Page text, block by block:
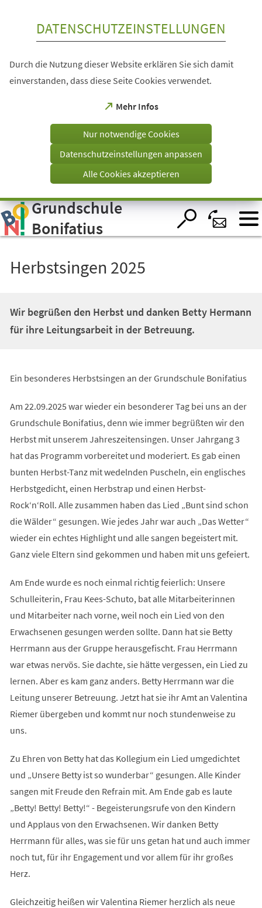
Visuelle
Assistenzsoftware
öffnen.
DATENSCHUTZEINSTELLUNGEN
Durch die Nutzung dieser Website erklären Sie sich damit
einverstanden, dass diese Seite Cookies verwendet.
Mehr Infos
(Öffnet
einem
Tab)
Nur notwendige Cookies
Datenschutzeinstellungen anpassen
Alle Cookies akzeptieren
Grundschule
Bonifatius
Herbstsingen 2025
Wir begrüßen den Herbst und danken Betty Hermann
für ihre Leitungsarbeit in der Betreuung.
Ein besonderes Herbstsingen an der Grundschule Bonifatius
Am 22.09.2025 war wieder ein besonderer Tag bei uns an der
Grundschule Bonifatius, denn wie immer begrüßten wir den
Herbst mit unserem Jahreszeitensingen. Unser Jahrgang 3
hat das Programm vorbereitet und moderiert. Es gab einen
bunten Herbst-Tanz mit wedelnden Puscheln, ein englisches
Herbstgedicht, einen Herbstrap und einen Herbst-
Rock‘n‘Roll. Alle zusammen haben das Lied „Bunt sind schon
die Wälder“ gesungen. Wie jedes Jahr war auch „Das Wetter“
wieder ein echtes Highlight und alle sangen begeistert mit.
Ganz viele Eltern sind gekommen und haben mit uns gefeiert.
Am Ende wurde es noch einmal richtig feierlich: Unsere
Schulleiterin, Frau Kees-Schuto, bat alle Mitarbeiterinnen
und Mitarbeiter nach vorne, weil noch ein Lied von den
Erwachsenen gesungen werden sollte. Dann hat sie Betty
Herrmann aus der Gruppe herausgefischt. Frau Herrmann
war etwas nervös. Sie dachte, sie hätte vergessen, ein Lied zu
lernen. Aber es kam ganz anders. Betty Herrmann war die
Leitung unserer Betreuung. Jetzt hat sie ihr Amt an Valentina
Riemer übergeben und kommt nur noch stundenweise zu
uns.
Zu Ehren von Betty hat das Kollegium ein Lied umgedichtet
und „Unsere Betty ist so wunderbar“ gesungen. Alle Kinder
sangen mit Freude den Refrain mit. Am Ende gab es laute
„Betty! Betty! Betty!“ - Begeisterungsrufe von den Kindern
und Applaus von den Erwachsenen. Wir danken Betty
Herrmann für alles, was sie für uns getan hat und auch immer
noch tut, für ihr Engagement und vor allem für ihr großes
Herz.
Gleichzeitig heißen wir Valentina Riemer herzlich als neue